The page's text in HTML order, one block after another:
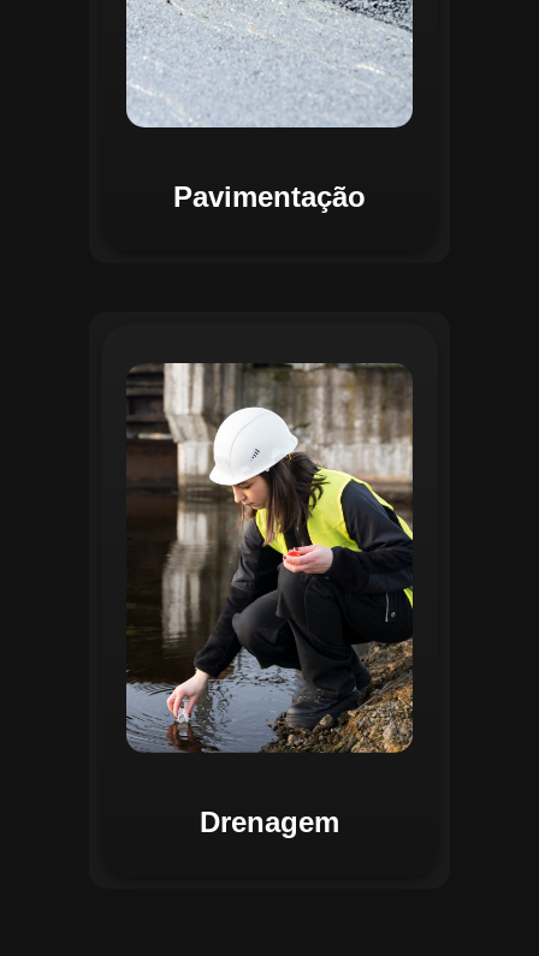
Pavimentação
Drenagem
O módulo de Gestão de Drenagem do
Regente aplica o geoprocessamento para
mapear redes de drenagem subterrâneas
e superficiais. A plataforma permite
identificar pontos de alagamento, planejar
intervenções e monitorar a eficiência das
estruturas de drenagem. Com análises
baseadas em dados coletados, o sistema
contribui para o planejamento urbano
sustentável, reduzindo riscos de
enchentes e otimizando a alocação de
recursos. Relatórios visuais facilitam a
comunicação dos resultados e o
acompanhamento dos projetos de
melhoria.